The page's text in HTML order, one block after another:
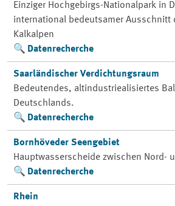
Einziger Hochgebirgs-Nationalpark in
international bedeutsamer Ausschnitt
Kalkalpen
Datenrecherche
Saarländischer Verdichtungsraum
Bedeutendes, altindustriealisiertes
Deutschlands.
Datenrecherche
Bornhöveder Seengebiet
Hauptwasserscheide zwischen Nord-
Datenrecherche
Rhein